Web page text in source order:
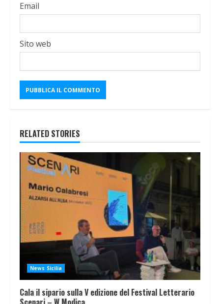
Email
Sito web
RELATED STORIES
News Sicilia
Cala il sipario sulla V edizione del Festival Letterario